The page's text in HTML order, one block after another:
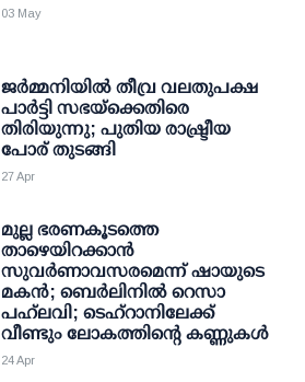
03 May
ജർമ്മനിയിൽ തീവ്ര വലതുപക്ഷ
പാർട്ടി സഭയ്‌ക്കെതിരെ
തിരിയുന്നു; പുതിയ രാഷ്ട്രീയ
പോര് തുടങ്ങി
27 Apr
മുല്ല ഭരണകൂടത്തെ
താഴെയിറക്കാൻ
സുവർണാവസരമെന്ന് ഷായുടെ
മകൻ; ബെർലിനിൽ റെസാ
പഹ്‌ലവി; ടെഹ്‌റാനിലേക്ക്
വീണ്ടും ലോകത്തിന്റെ കണ്ണുകൾ
24 Apr